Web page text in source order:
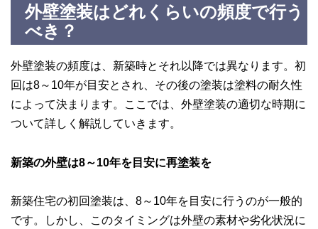
外壁塗装はどれくらいの頻度で行う
べき？
外壁塗装の頻度は、新築時とそれ以降では異なります。初
回は8～10年が目安とされ、その後の塗装は塗料の耐久性
によって決まります。ここでは、外壁塗装の適切な時期に
ついて詳しく解説していきます。
新築の外壁は8～10年を目安に再塗装を
新築住宅の初回塗装は、8～10年を目安に行うのが一般的
です。しかし、このタイミングは外壁の素材や劣化状況に